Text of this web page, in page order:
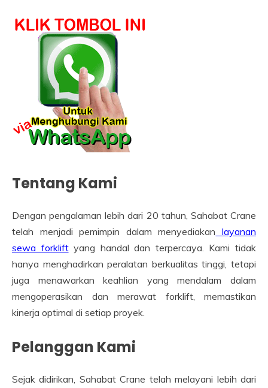
Tentang Kami
Dengan pengalaman lebih dari 20 tahun, Sahabat Crane
telah menjadi pemimpin dalam menyediakan layanan
sewa forkliftyang handal dan terpercaya. Kami tidak
hanya menghadirkan peralatan berkualitas tinggi, tetapi
juga menawarkan keahlian yang mendalam dalam
mengoperasikan dan merawat forklift, memastikan
kinerja optimal di setiap proyek.
Pelanggan Kami
Sejak didirikan, Sahabat Crane telah melayani lebih dari